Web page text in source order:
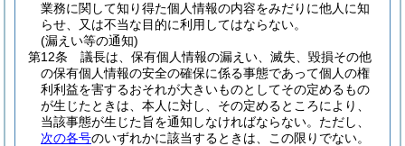
業務に関して知り得た個人情報の内容をみだりに他人に知
らせ、又は不当な目的に利用してはならない。
(漏えい等の通知)
第12条
議長は、保有個人情報の漏えい、滅失、毀損その他
の保有個人情報の安全の確保に係る事態であって個人の権
利利益を害するおそれが大きいものとしてその定めるもの
が生じたときは、本人に対し、その定めるところにより、
当該事態が生じた旨を通知しなければならない。 ただし、
次の各号のいずれかに該当するときは、この限りでない。